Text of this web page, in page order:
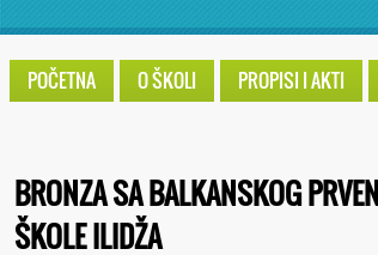
POČETNA O ŠKOLI PROPISI I AKTI
BRONZA SA BALKANSKOG
ŠKOLE ILIDŽA